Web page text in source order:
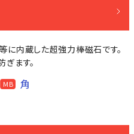
に内蔵した超強力棒磁石です。
ます。
MB 角